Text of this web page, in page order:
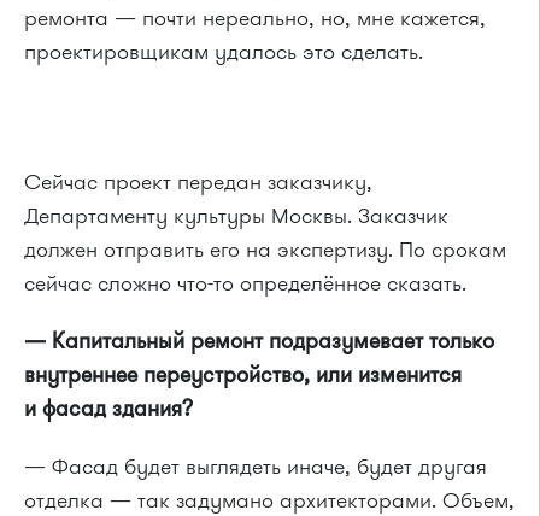
ремонта — почти нереально, но, мне кажется,
проектировщикам удалось это сделать.
Сейчас проект передан заказчику,
Департаменту культуры Москвы. Заказчик
должен отправить его на экспертизу. По срокам
сейчас сложно что-то определённое сказать.
— Капитальный ремонт подразумевает только
внутреннее переустройство, или изменится
и фасад здания?
— Фасад будет выглядеть иначе, будет другая
отделка — так задумано архитекторами. Объем,